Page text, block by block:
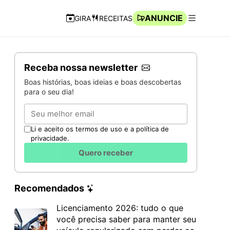
Navegação Rápida
GIRA RECEITAS
ANUNCIE
Receba nossa newsletter
Boas histórias, boas ideias e boas descobertas
para o seu dia!
Email
Li e aceito os termos de uso e a política de
privacidade.
Quero receber
Recomendados
Licenciamento 2026: tudo o que
você precisa saber para manter seu